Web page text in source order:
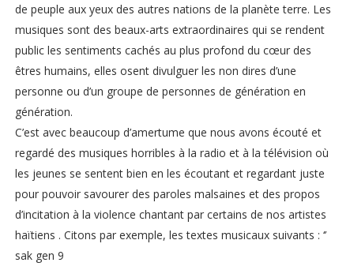
de peuple aux yeux des autres nations de la planète terre. Les
musiques sont des beaux-arts extraordinaires qui se rendent
public les sentiments cachés au plus profond du cœur des
êtres humains, elles osent divulguer les non dires d’une
personne ou d’un groupe de personnes de génération en
génération.
C’est avec beaucoup d’amertume que nous avons écouté et
regardé des musiques horribles à la radio et à la télévision où
les jeunes se sentent bien en les écoutant et regardant juste
pour pouvoir savourer des paroles malsaines et des propos
d’incitation à la violence chantant par certains de nos artistes
haïtiens . Citons par exemple, les textes musicaux suivants : ‘’
sak gen 9